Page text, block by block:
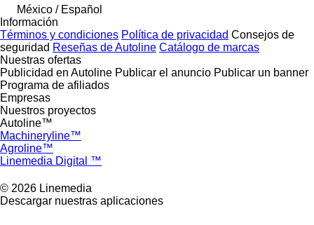
México / Español
Información
Términos y condiciones Política de privacidad Consejos de
seguridad Reseñas de Autoline Catálogo de marcas
Nuestras ofertas
Publicidad en Autoline Publicar el anuncio Publicar un banner
Programa de afiliados
Empresas
Nuestros proyectos
Autoline™
Machineryline™
Agroline™
Linemedia Digital ™
© 2026 Linemedia
Descargar nuestras aplicaciones